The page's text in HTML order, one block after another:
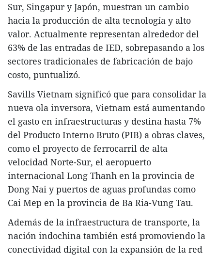
Sur, Singapur y Japón, muestran un cambio
hacia la producción de alta tecnología y alto
valor. Actualmente representan alrededor del
63% de las entradas de IED, sobrepasando a los
sectores tradicionales de fabricación de bajo
costo, puntualizó.
Savills Vietnam significó que para consolidar la
nueva ola inversora, Vietnam está aumentando
el gasto en infraestructuras y destina hasta 7%
del Producto Interno Bruto (PIB) a obras claves,
como el proyecto de ferrocarril de alta
velocidad Norte-Sur, el aeropuerto
internacional Long Thanh en la provincia de
Dong Nai y puertos de aguas profundas como
Cai Mep en la provincia de Ba Ria-Vung Tau.
Además de la infraestructura de transporte, la
nación indochina también está promoviendo la
conectividad digital con la expansión de la red